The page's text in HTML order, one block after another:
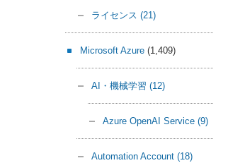
ライセンス (21)
Microsoft Azure (1,409)
AI・機械学習 (12)
Azure OpenAI Service (9)
Automation Account (18)